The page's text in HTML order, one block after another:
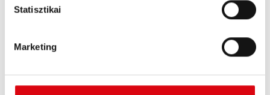
Statisztikai
Marketing
AGM 595 01
A legjobb és a legnagyobb teljesítményű
pontosan a piacvezető európai
gépjárműgyártók előírásainak megfelelően.